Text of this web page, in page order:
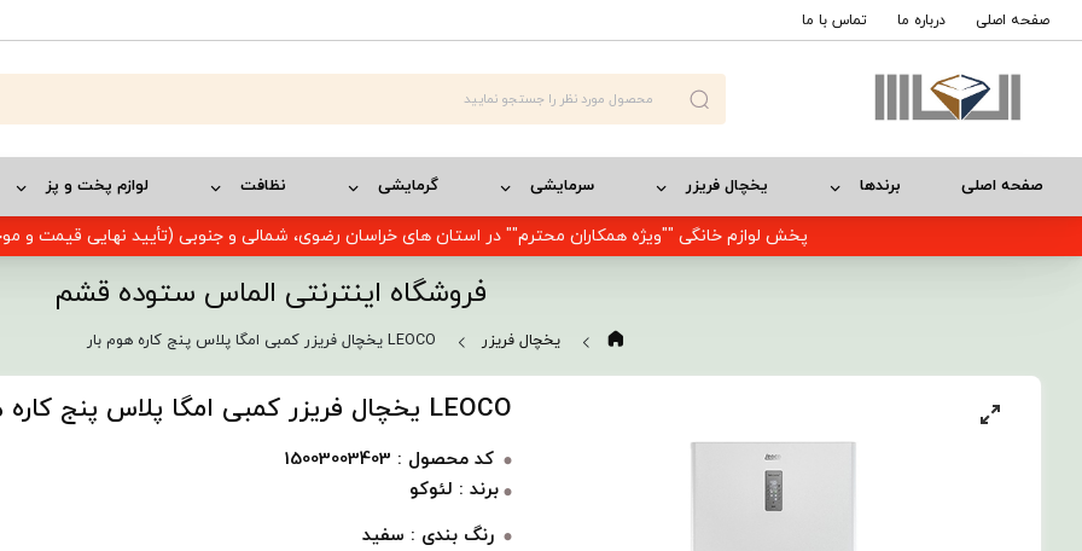
صفحه اصلی درباره ما تماس با ما
صفحه اصلی برندها یخچال فریزر سرمایشی گرمایشی نظافت لوازم پخت و پز
پخش لوازم خانگی ""ویژه همکاران محترم"" در استان های خراسان رضوی، شمالی و جنوبی (تأیید نهایی قیمت و
فروشگاه اینترنتی الماس ستوده قشم
یخچال فریزر LEOCO یخچال فریزر کمبی امگا پلاس پنج کاره هوم بار
LEOCO یخچال فریزر کمبی امگا پلاس پنج کاره هوم بار
کد محصول : 15003003403
برند : لئوکو
رنگ بندی : سفید